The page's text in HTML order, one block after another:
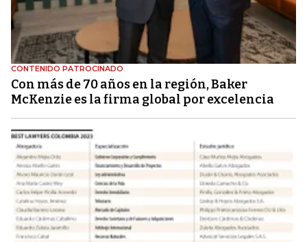
CONTENIDO PATROCINADO
Con más de 70 años en la región, Baker
McKenzie es la firma global por excelencia